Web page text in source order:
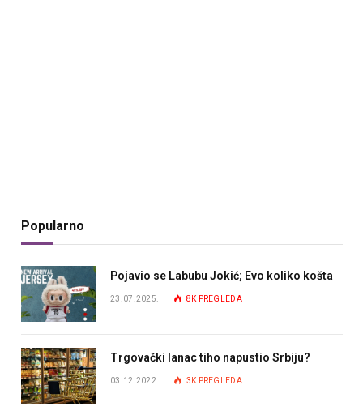
Popularno
Pojavio se Labubu Jokić; Evo koliko košta
23.07.2025. 8K PREGLEDA
Trgovački lanac tiho napustio Srbiju?
03.12.2022. 3K PREGLEDA